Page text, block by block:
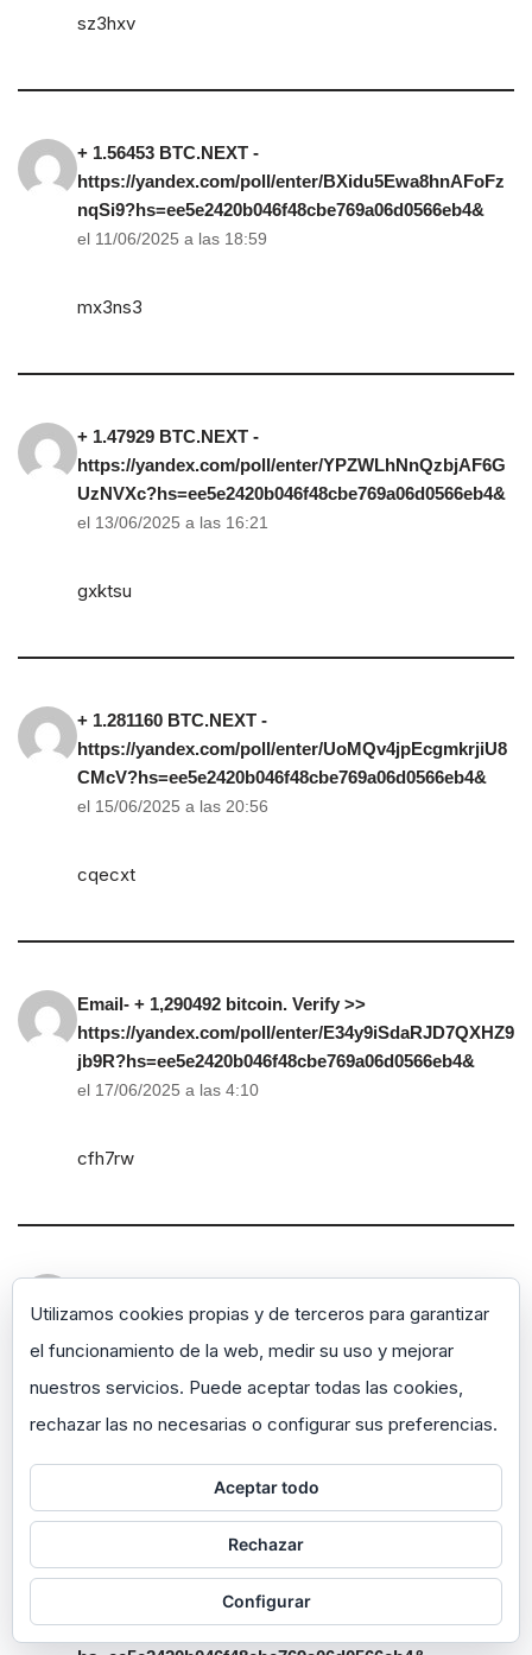
sz3hxv
+ 1.56453 BTC.NEXT -
https://yandex.com/poll/enter/BXidu5Ewa8hnAFoFz
nqSi9?hs=ee5e2420b046f48cbe769a06d0566eb4&
el 11/06/2025 a las 18:59
mx3ns3
+ 1.47929 BTC.NEXT -
https://yandex.com/poll/enter/YPZWLhNnQzbjAF6G
UzNVXc?hs=ee5e2420b046f48cbe769a06d0566eb4&
el 13/06/2025 a las 16:21
gxktsu
+ 1.281160 BTC.NEXT -
https://yandex.com/poll/enter/UoMQv4jpEcgmkrjiU8
CMcV?hs=ee5e2420b046f48cbe769a06d0566eb4&
el 15/06/2025 a las 20:56
cqecxt
Email- + 1,290492 bitcoin. Verify >>
https://yandex.com/poll/enter/E34y9iSdaRJD7QXHZ9
jb9R?hs=ee5e2420b046f48cbe769a06d0566eb4&
el 17/06/2025 a las 4:10
cfh7rw
https://yandex.com/poll/enter/DFvfEbpST9kmQ1fXfa
vNuK?hs=ee5e2420b046f48cbe769a06d0566eb4&
Ticket; TRANSACTION 1,782177 bitcoin. Assure >>>
https://yandex.com/poll/enter/NNGxwwC3wWn6zn1
SwuVTVH?
Utilizamos cookies propias y de terceros para garantizar
el funcionamiento de la web, medir su uso y mejorar
nuestros servicios. Puede aceptar todas las cookies,
rechazar las no necesarias o configurar sus preferencias.
Aceptar todo
Rechazar
Configurar